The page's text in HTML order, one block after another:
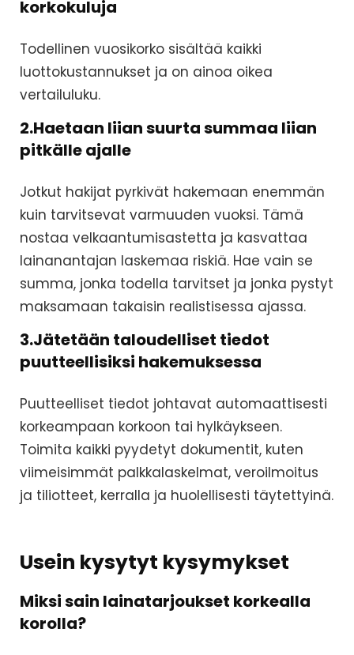
korkokuluja
Todellinen vuosikorko sisältää kaikki
luottokustannukset ja on ainoa oikea
vertailuluku.
2.Haetaan liian suurta summaa liian
pitkälle ajalle
Jotkut hakijat pyrkivät hakemaan enemmän
kuin tarvitsevat varmuuden vuoksi. Tämä
nostaa velkaantumisastetta ja kasvattaa
lainanantajan laskemaa riskiä. Hae vain se
summa, jonka todella tarvitset ja jonka pystyt
maksamaan takaisin realistisessa ajassa.
3.Jätetään taloudelliset tiedot
puutteellisiksi hakemuksessa
Puutteelliset tiedot johtavat automaattisesti
korkeampaan korkoon tai hylkäykseen.
Toimita kaikki pyydetyt dokumentit, kuten
viimeisimmät palkkalaskelmat, veroilmoitus
ja tiliotteet, kerralla ja huolellisesti täytettyinä.
Usein kysytyt kysymykset
Miksi sain lainatarjoukset korkealla
korolla?